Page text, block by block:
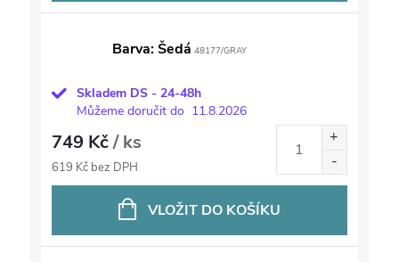
Barva: Šedá 48177/GRAY
Skladem DS - 24-48h
Můžeme doručit do 11.8.2026
749 Kč/ ks
619 Kč bez DPH
VLOŽIT DO KOŠÍKU